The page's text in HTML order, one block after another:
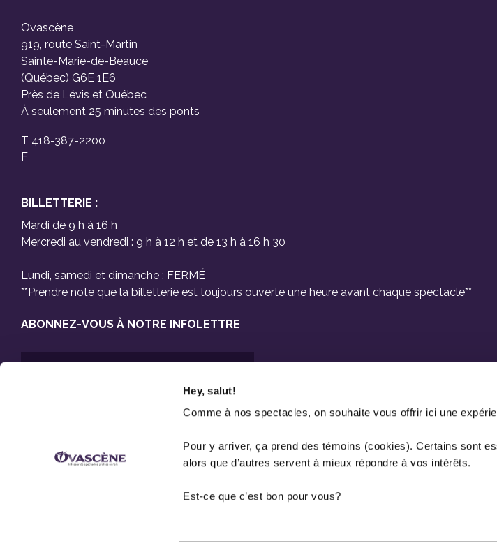
Hey, salut!
Comme à nos spectacles, on souhaite vous offrir ici une
Pour y arriver, ça prend des témoins (cookies). Certains sont
alors que d’autres servent à mieux répondre à vos intérêts.
Est-ce que c’est bon pour vous?
Ovascène
919, route Saint-Martin
Sainte-Marie-de-Beauce
(Québec) G6E 1E6
Près de Lévis et Québec
À seulement 25 minutes des ponts
T 418-387-2200
F
BILLETTERIE :
Mardi de 9 h à 16 h
Mercredi au vendredi : 9 h à 12 h et de 13 h à 16 h 30
Lundi, samedi et dimanche : FERMÉ
**Prendre note que la billetterie est toujours ouverte une heure avant chaque spectacle**
ABONNEZ-VOUS À NOTRE INFOLETTRE
Pas de spam, promis !